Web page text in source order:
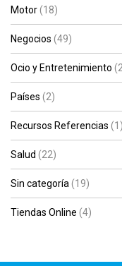
Motor(18)
Negocios (49)
Ocio y Entretenimiento
Países (2)
Recursos Referencias (1)
Salud (22)
Sin categoría (19)
Tiendas Online (4)